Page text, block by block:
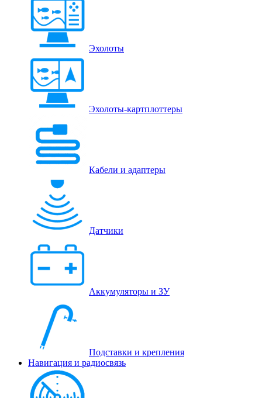
Эхолоты
Эхолоты-картплоттеры
Кабели и адаптеры
Датчики
Аккумуляторы и ЗУ
Подставки и крепления
Навигация и радиосвязь